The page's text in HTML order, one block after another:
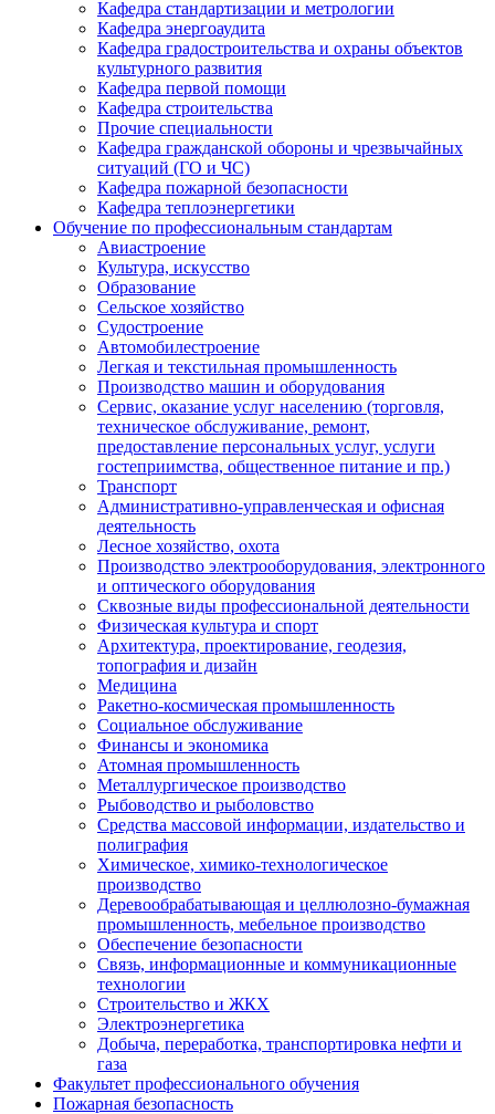
Кафедра стандартизации и метрологии
Кафедра энергоаудита
Кафедра градостроительства и охраны объектов
культурного развития
Кафедра первой помощи
Кафедра строительства
Прочие специальности
Кафедра гражданской обороны и чрезвычайных
ситуаций (ГО и ЧС)
Кафедра пожарной безопасности
Кафедра теплоэнергетики
Обучение по профессиональным стандартам
Авиастроение
Культура, искусство
Образование
Сельское хозяйство
Судостроение
Автомобилестроение
Легкая и текстильная промышленность
Производство машин и оборудования
Сервис, оказание услуг населению (торговля,
техническое обслуживание, ремонт,
предоставление персональных услуг, услуги
гостеприимства, общественное питание и пр.)
Транспорт
Административно-управленческая и офисная
деятельность
Лесное хозяйство, охота
Производство электрооборудования, электронного
и оптического оборудования
Сквозные виды профессиональной деятельности
Физическая культура и спорт
Архитектура, проектирование, геодезия,
топография и дизайн
Медицина
Ракетно-космическая промышленность
Социальное обслуживание
Финансы и экономика
Атомная промышленность
Металлургическое производство
Рыбоводство и рыболовство
Средства массовой информации, издательство и
полиграфия
Химическое, химико-технологическое
производство
Деревообрабатывающая и целлюлозно-бумажная
промышленность, мебельное производство
Обеспечение безопасности
Связь, информационные и коммуникационные
технологии
Строительство и ЖКХ
Электроэнергетика
Добыча, переработка, транспортировка нефти и
газа
Факультет профессионального обучения
Пожарная безопасность